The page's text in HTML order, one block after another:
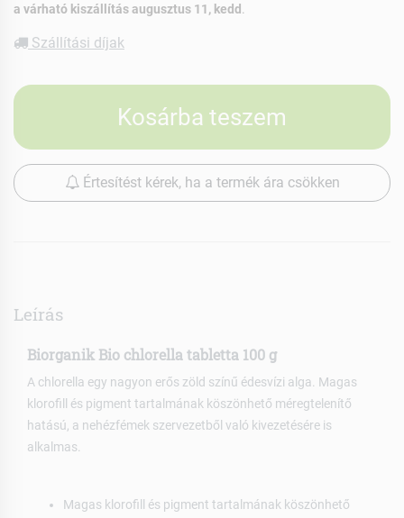
a várható kiszállítás augusztus 11, kedd
Szállítási díjak
Kosárba teszem
Értesítést kérek, ha a termék ára csökken
Leírás
Biorganik Bio chlorella tabletta 100 g
A chlorella egy nagyon erős zöld színű édesvízi alga. Magas
klorofill és pigment tartalmának köszönhető méregtelenítő
hatású, a nehézfémek szervezetből való kivezetésére is
alkalmas.
Magas klorofill és pigment tartalmának köszönhető